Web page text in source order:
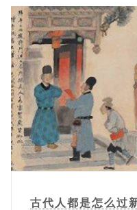
古代人都是怎么过